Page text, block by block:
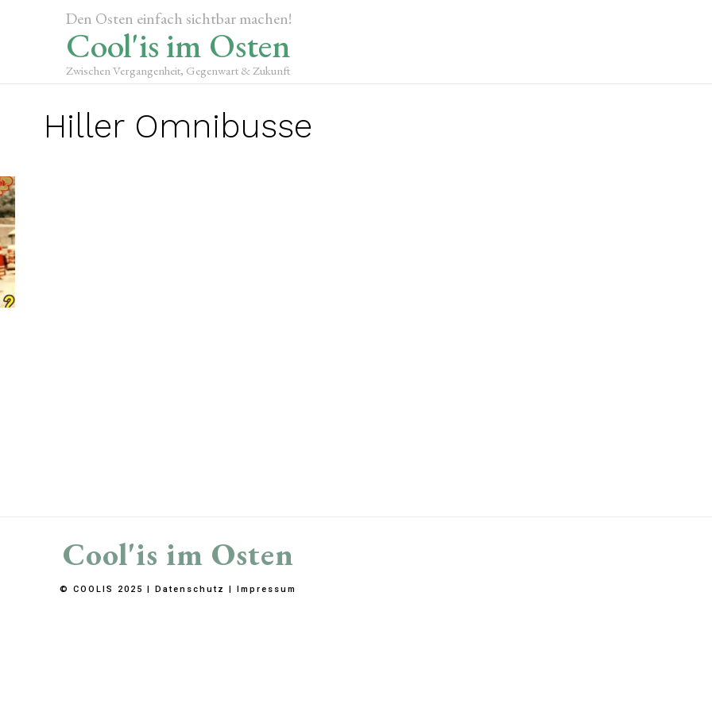
Den Osten einfach sichtbar machen!
Cool'is im Osten
Zwischen Vergangenheit, Gegenwart & Zukunft
Hiller Omnibusse
Cool'is im Osten
© COOLIS 2025 | Datenschutz | Impressum